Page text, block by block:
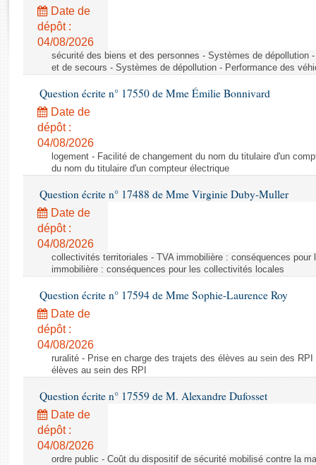
Rapports législatifs
Rapports sur l'application des lois
Baromètre de l’application des lois
Dossiers législatifs
Budget et sécurité sociale
Questions écrites et orales
Comptes rendus des débats
Date de
dépôt :
04/08/2026
sécurité des biens et des personnes - Systèmes de dépollution
et de secours - Systèmes de dépollution - Performance des
Question écrite n° 17550 de Mme Émilie Bonnivard
Date de
dépôt :
04/08/2026
logement - Facilité de changement du nom du titulaire d'un
du nom du titulaire d'un compteur électrique
Question écrite n° 17488 de Mme Virginie Duby-Muller
Date de
dépôt :
04/08/2026
collectivités territoriales - TVA immobilière : conséquences
immobilière : conséquences pour les collectivités locales
Question écrite n° 17594 de Mme Sophie-Laurence Roy
Date de
dépôt :
04/08/2026
ruralité - Prise en charge des trajets des élèves au sein des
élèves au sein des RPI
Question écrite n° 17559 de M. Alexandre Dufosset
Date de
dépôt :
04/08/2026
ordre public - Coût du dispositif de sécurité mobilisé contre la